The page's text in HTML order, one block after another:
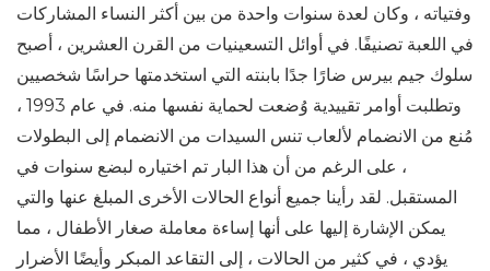
وفتياته ، وكان لعدة سنوات واحدة من بين أكثر النساء المشاركات
في اللعبة تصنيفًا. في أوائل التسعينيات من القرن العشرين ، أصبح
سلوك جيم بيرس ضارًا جدًا بابنته التي استخدمتها حراسًا شخصيين
وتطلبت أوامر تقييدية وُضعت لحماية نفسها منه. في عام 1993 ،
مُنع من الانضمام لألعاب تنس السيدات من الانضمام إلى البطولات
، على الرغم من أن هذا البار تم اختياره لبضع سنوات في
المستقبل. لقد رأينا جميع أنواع الحالات الأخرى المبلغ عنها والتي
يمكن الإشارة إليها على أنها إساءة معاملة صغار الأطفال ، مما
يؤدي ، في كثير من الحالات ، إلى التقاعد المبكر وأيضًا الأضرار